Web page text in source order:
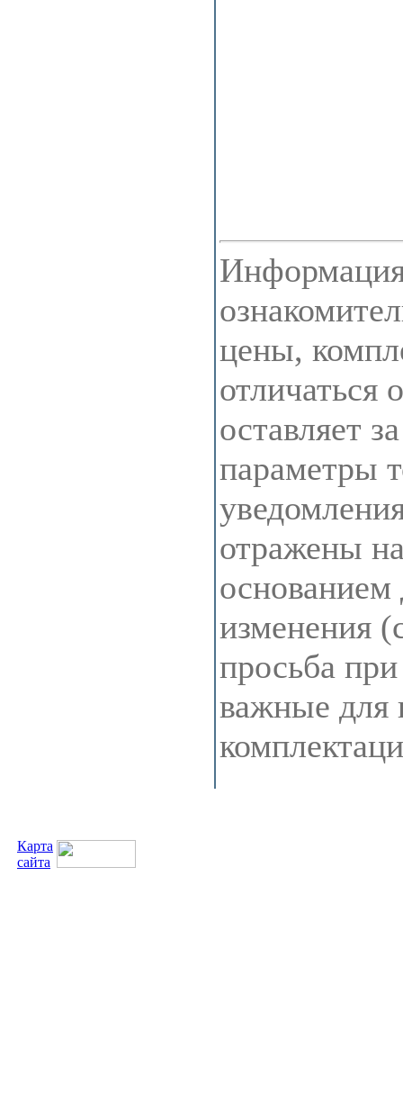
Информация
цены,
отличаться
оставляет
параметры
отражены
основанием
изменения
просьба
важные для
Карта
сайта